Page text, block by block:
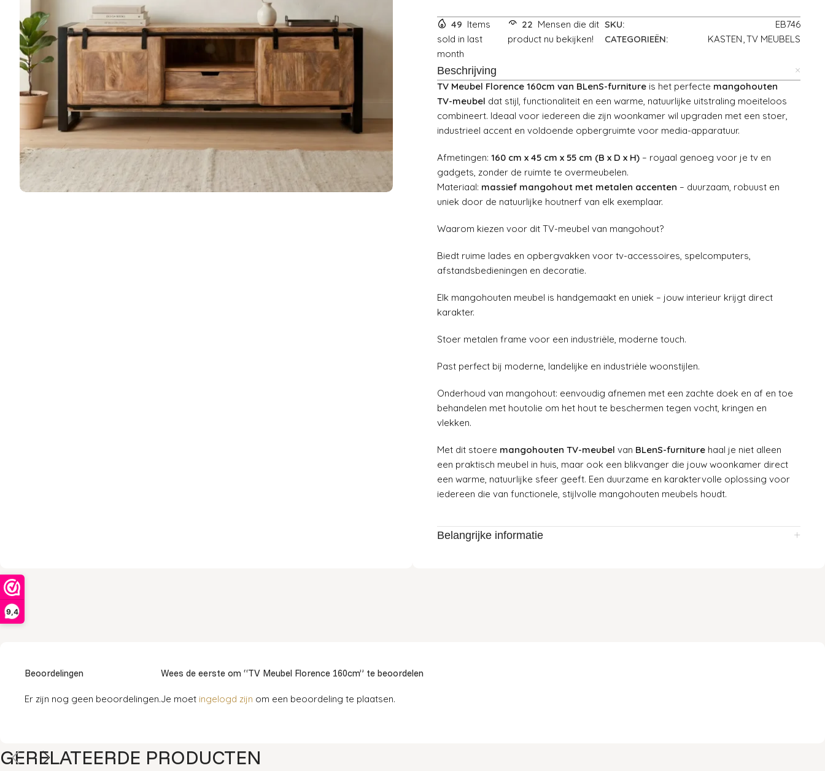
9,4
49 Items
sold in last
month
22 Mensen die dit
product nu bekijken!
SKU:
EB746
CATEGORIEËN:
KASTEN,TV MEUBELS
Beschrijving
TV Meubel Florence 160cm van BLenS-furniture is het perfecte mangohouten
TV-meubel dat stijl, functionaliteit en een warme, natuurlijke uitstraling moeiteloos
combineert. Ideaal voor iedereen die zijn woonkamer wil upgraden met een stoer,
industrieel accent en voldoende opbergruimte voor media-apparatuur.
Afmetingen: 160 cm x 45 cm x 55 cm (B x D x H) – royaal genoeg voor je tv en
gadgets, zonder de ruimte te overmeubelen.
Materiaal: massief mangohout met metalen accenten – duurzaam, robuust en
uniek door de natuurlijke houtnerf van elk exemplaar.
Waarom kiezen voor dit TV-meubel van mangohout?
Biedt ruime lades en opbergvakken voor tv-accessoires, spelcomputers,
afstandsbedieningen en decoratie.
Elk mangohouten meubel is handgemaakt en uniek – jouw interieur krijgt direct
karakter.
Stoer metalen frame voor een industriële, moderne touch.
Past perfect bij moderne, landelijke en industriële woonstijlen.
Onderhoud van mangohout: eenvoudig afnemen met een zachte doek en af en toe
behandelen met houtolie om het hout te beschermen tegen vocht, kringen en
vlekken.
Met dit stoere mangohouten TV-meubel van BLenS-furniture haal je niet alleen
een praktisch meubel in huis, maar ook een blikvanger die jouw woonkamer direct
een warme, natuurlijke sfeer geeft. Een duurzame en karaktervolle oplossing voor
iedereen die van functionele, stijlvolle mangohouten meubels houdt.
Belangrijke informatie
Beoordelingen
Er zijn nog geen beoordelingen.
Wees de eerste om “TV Meubel Florence 160cm” te beoordelen
Je moet ingelogd zijn om een beoordeling te plaatsen.
GERELATEERDE PRODUCTEN